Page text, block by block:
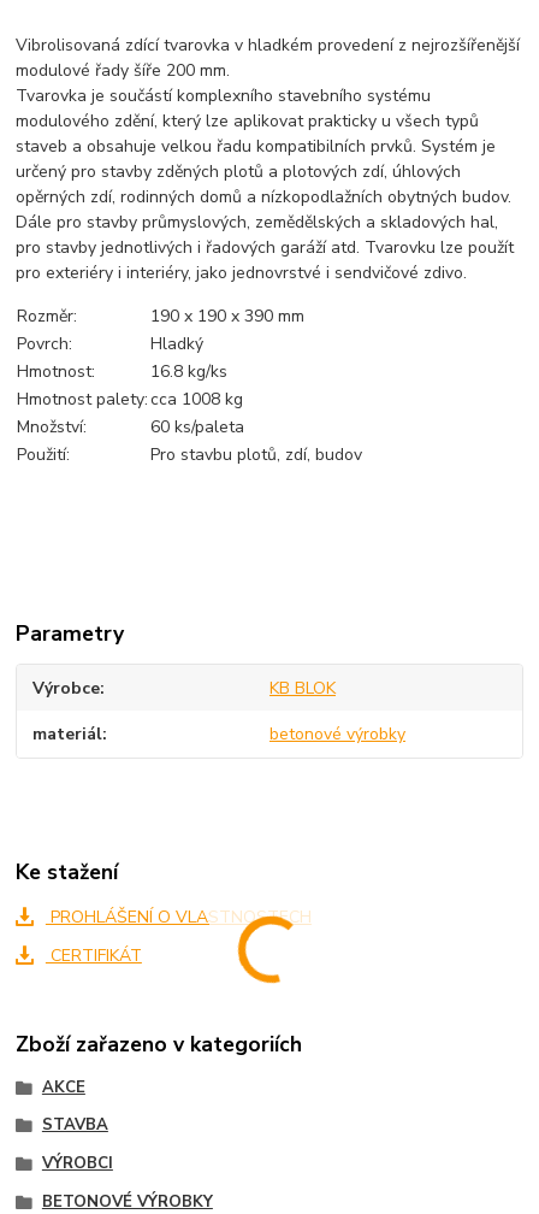
Vibrolisovaná zdící tvarovka v hladkém provedení z nejrozšířenější
modulové řady šíře 200 mm.
Tvarovka je součástí komplexního stavebního systému
modulového zdění, který lze aplikovat prakticky u všech typů
staveb a obsahuje velkou řadu kompatibilních prvků. Systém je
určený pro stavby zděných plotů a plotových zdí, úhlových
opěrných zdí, rodinných domů a nízkopodlažních obytných budov.
Dále pro stavby průmyslových, zemědělských a skladových hal,
pro stavby jednotlivých i řadových garáží atd. Tvarovku lze použít
pro exteriéry i interiéry, jako jednovrstvé i sendvičové zdivo.
Rozměr:
190 x 190 x 390 mm
Povrch:
Hladký
Hmotnost:
16.8 kg/ks
Hmotnost palety:cca 1008 kg
Množství:
60 ks/paleta
Použití:
Pro stavbu plotů, zdí, budov
Parametry
Výrobce KB BLOK
materiál betonové výrobky
Ke stažení
PROHLÁŠENÍ O VLASTNOSTECH
CERTIFIKÁT
Zboží zařazeno v kategoriích
AKCE
STAVBA
VÝROBCI
BETONOVÉ VÝROBKY